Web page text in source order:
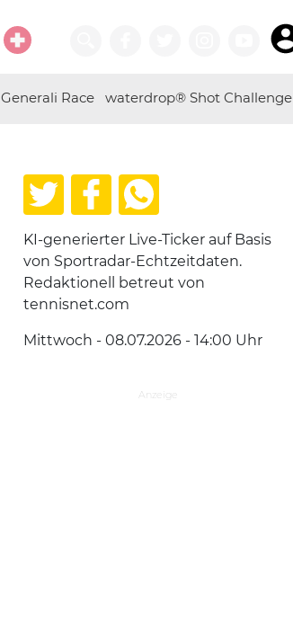
Generali Race waterdrop® Shot Challenge
KI-generierter Live-Ticker auf Basis
von Sportradar-Echtzeitdaten.
Redaktionell betreut von
tennisnet.com
Mittwoch - 08.07.2026 - 14:00 Uhr